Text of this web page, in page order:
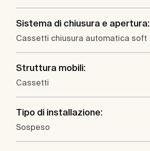
Sistema di chiusura e apertura:
Cassetti chiusura automatica soft
Struttura mobili:
Cassetti
Tipo di installazione:
Sospeso